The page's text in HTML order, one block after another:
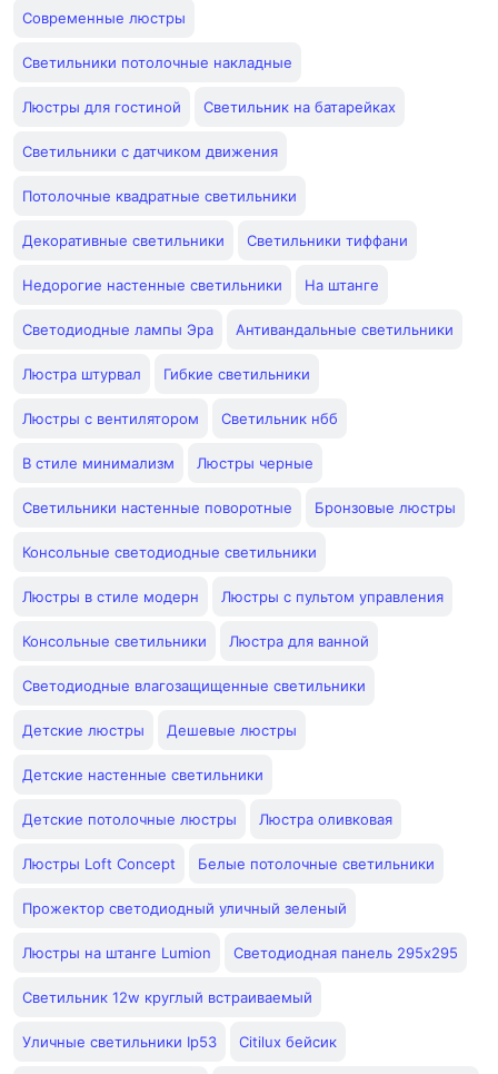
Современные люстры
Светильники потолочные накладные
Люстры для гостиной Светильник на батарейках
Светильники с датчиком движения
Потолочные квадратные светильники
Декоративные светильники Светильники тиффани
Недорогие настенные светильники На штанге
Светодиодные лампы Эра Антивандальные светильники
Люстра штурвал Гибкие светильники
Люстры с вентилятором Светильник нбб
В стиле минимализм Люстры черные
Светильники настенные поворотные Бронзовые люстры
Консольные светодиодные светильники
Люстры в стиле модерн Люстры с пультом управления
Консольные светильники Люстра для ванной
Светодиодные влагозащищенные светильники
Детские люстры Дешевые люстры
Детские настенные светильники
Детские потолочные люстры Люстра оливковая
Люстры Loft Concept Белые потолочные светильники
Прожектор светодиодный уличный зеленый
Люстры на штанге Lumion Светодиодная панель 295х295
Светильник 12w круглый встраиваемый
Уличные светильники Ip53 Citilux бейсик